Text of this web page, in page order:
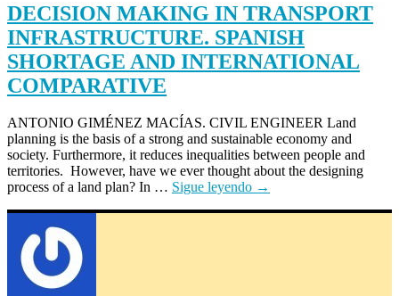
DECISION MAKING IN TRANSPORT
INFRASTRUCTURE. SPANISH
SHORTAGE AND INTERNATIONAL
COMPARATIVE
ANTONIO GIMÉNEZ MACÍAS. CIVIL ENGINEER Land
planning is the basis of a strong and sustainable economy and
society. Furthermore, it reduces inequalities between people and
territories. However, have we ever thought about the designing
process of a land plan? In … Sigue leyendo →